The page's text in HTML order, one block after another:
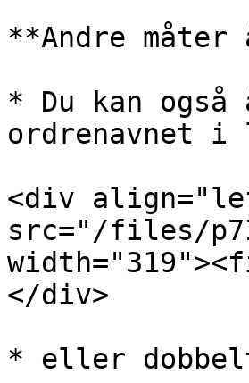
**Andre
* Du kan
ordrenavnet
<div
src="/files/
</div>
* eller